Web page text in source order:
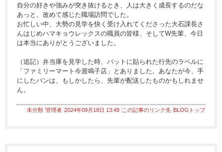
自分の好きや強みが突き抜けるとき、人は大きく成長するのだな
あっと、改めて感じた職場訪問でした。
お忙しい中、大勢の見学を快く受け入れてくださった大石課長さ
んはじめハマキョウレックスの職員の皆様、そしてW先輩、今日
は本当にありがとうございました。
（追記）弁当庫を見学した時、バットに貼られた行先のラベルに
「ファミリーマート今渡鳴子店」とありました。あなたが今、手
にしたパンは、もしかしたら、先輩が配送したものかもしれませ
ん。
未分類 管理者 2024年09月18日 13:48 この記事のリンク先 BLOGトップ